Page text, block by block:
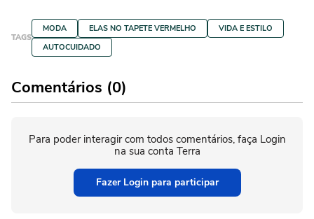
TAGS
MODA ELAS NO TAPETE VERMELHO
VIDA E ESTILO
AUTOCUIDADO
Comentários (0)
Para poder interagir com todos comentários, faça Login
na sua conta Terra
Fazer Login para participar